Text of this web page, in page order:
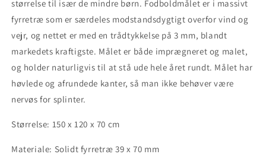
størrelse til især de mindre børn. Fodboldmålet er i massivt
fyrretræ som er særdeles modstandsdygtigt overfor vind og
vejr, og nettet er med en trådtykkelse på 3 mm, blandt
markedets kraftigste. Målet er både imprægneret og malet,
og holder naturligvis til at stå ude hele året rundt. Målet har
høvlede og afrundede kanter, så man ikke behøver være
nervøs for splinter.
Størrelse: 150 x 120 x 70 cm
Materiale: Solidt fyrretræ 39 x 70 mm